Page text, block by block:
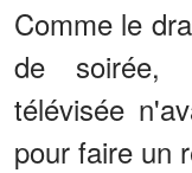
Comme le
de soirée,
télévisée
pour faire un